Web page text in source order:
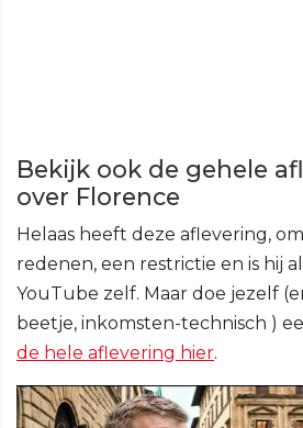
Bekijk ook de gehele
over Florence
Helaas heeft deze aflevering,
redenen, een restrictie en is hij
YouTube zelf. Maar doe jezelf
beetje, inkomsten-technisch )
de hele aflevering hier.